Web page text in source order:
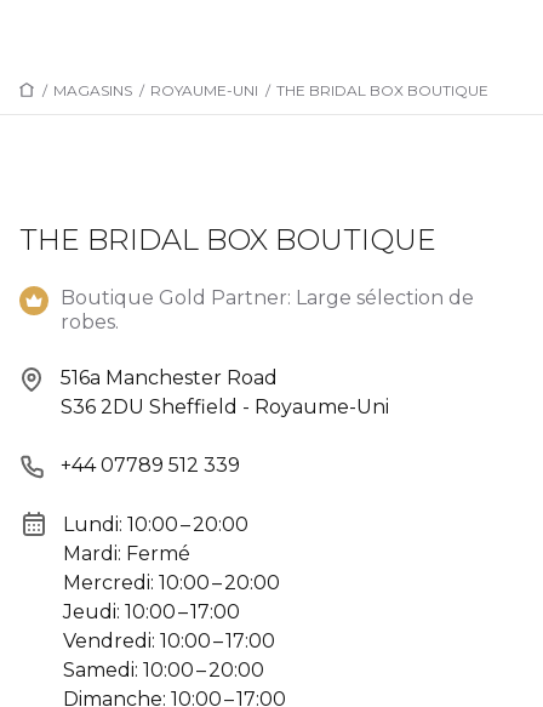
/ MAGASINS / ROYAUME-UNI / THE BRIDAL BOX BOUTIQUE
THE BRIDAL BOX BOUTIQUE
Boutique Gold Partner: Large sélection de
robes.
516a Manchester Road
S36 2DU Sheffield - Royaume-Uni
+44 07789 512 339
Lundi: 10:00 – 20:00
Mardi: Fermé
Mercredi: 10:00 – 20:00
Jeudi: 10:00 – 17:00
Vendredi: 10:00 – 17:00
Samedi: 10:00 – 20:00
Dimanche: 10:00 – 17:00